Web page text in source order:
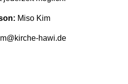
Miso Kim
hawi.de